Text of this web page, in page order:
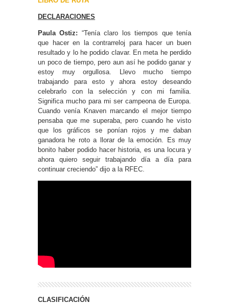
DECLARACIONES
Paula Ostiz: “Tenía claro los tiempos que tenía
que hacer en la contrarreloj para hacer un buen
resultado y lo he podido clavar. En meta he perdido
un poco de tiempo, pero aun así he podido ganar y
estoy muy orgullosa. Llevo mucho tiempo
trabajando para esto y ahora estoy deseando
celebrarlo con la selección y con mi familia.
Significa mucho para mi ser campeona de Europa.
Cuando venía Knaven marcando el mejor tiempo
pensaba que me superaba, pero cuando he visto
que los gráficos se ponían rojos y me daban
ganadora he roto a llorar de la emoción. Es muy
bonito haber podido hacer historia, es una locura y
ahora quiero seguir trabajando día a día para
continuar creciendo” dijo a la RFEC.
CLASIFICACIÓN